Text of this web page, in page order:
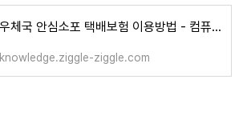
우체국 안심소포 택배보험 이용방법 - 컴퓨터 노트북 접수 가능할까?
knowledge.ziggle-ziggle.com